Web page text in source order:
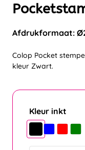
Afdrukformaat:
Colop Pocket
kleur Zwart.
Kleur inkt